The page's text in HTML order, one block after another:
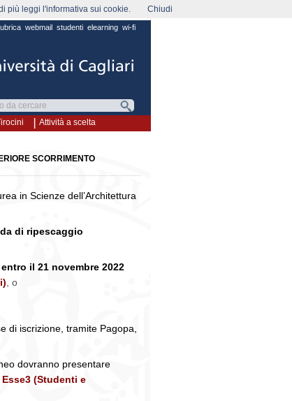
webmail studenti elearning wi-fi
Attività a scelta
SCORRIMENTO
in Scienze dell’Architettura
di ripescaggio
entro il 21 novembre 2022
, o
di iscrizione, tramite Pagopa,
dovranno presentare
Esse3 (Studenti e
più leggi l'informativa sui cookie. Chiudi